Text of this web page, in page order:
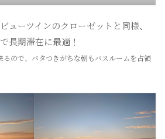
ューツインのクローゼットと同様、
長期滞在に最適！
るので、バタつきがちな朝もバスルームを占領